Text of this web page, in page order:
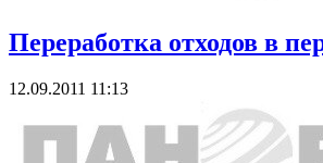
Переработка отходов в
12.09.2011 11:13